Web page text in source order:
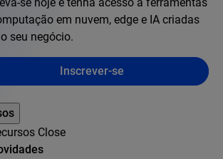
se hoje e tenha acesso a ferramentas
em nuvem, edge e IA criadas
seu negócio.
Inscrever-se
Close